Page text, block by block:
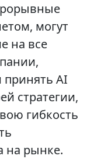
могут
на все
принять AI
стратегии,
гибкость
на рынке.